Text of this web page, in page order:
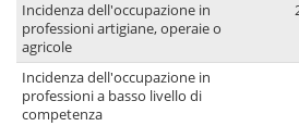
Incidenza dell'occupazione in
professioni artigiane, operaie o
agricole
Incidenza dell'occupazione in
professioni a basso livello di
competenza